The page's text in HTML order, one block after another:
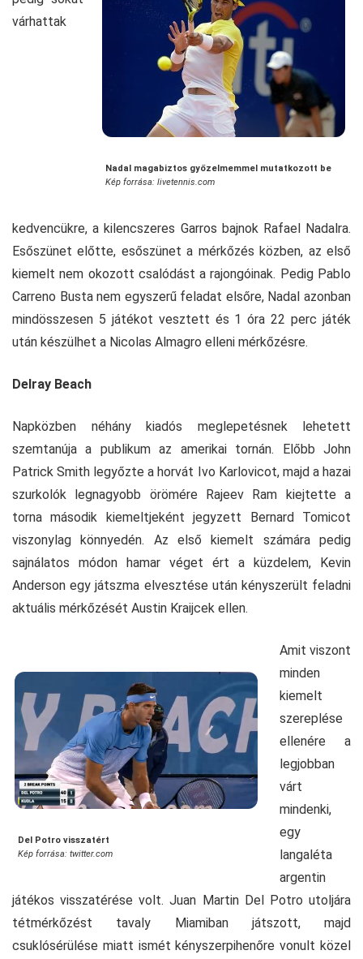
Nadal magabiztos győzelmemmel mutatkozott be
Kép forrása: livetennis.com
várhattak
kedvencükre, a kilencszeres Garros bajnok Rafael Nadalra.
Esőszünet előtte, esőszünet a mérkőzés közben, az első
kiemelt nem okozott csalódást a rajongóinak. Pedig Pablo
Carreno Busta nem egyszerű feladat elsőre, Nadal azonban
mindösszesen 5 játékot vesztett és 1 óra 22 perc játék
után készülhet a Nicolas Almagro elleni mérkőzésre.
Delray Beach
Napközben néhány kiadós meglepetésnek lehetett
szemtanúja a publikum az amerikai tornán. Előbb John
Patrick Smith legyőzte a horvát Ivo Karlovicot, majd a hazai
szurkolók legnagyobb örömére Rajeev Ram kiejtette a
torna második kiemeltjeként jegyzett Bernard Tomicot
viszonylag könnyedén. Az első kiemelt számára pedig
sajnálatos módon hamar véget ért a küzdelem, Kevin
Anderson egy játszma elvesztése után kényszerült feladni
aktuális mérkőzését Austin Kraijcek ellen.
Del Potro visszatért
Kép forrása: twitter.com
Amit viszont
minden
kiemelt
szereplése
ellenére a
legjobban
várt
mindenki,
egy
langaléta
argentin
játékos visszatérése volt. Juan Martin Del Potro utoljára
tétmérkőzést tavaly Miamiban játszott, majd
csuklósérülése miatt ismét kényszerpihenőre vonult közel